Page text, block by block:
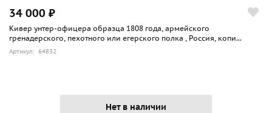
34 000 ₽
Кивер унтер-офицера образца 1808 года, армейского
гренадерского, пехотного или егерского полка , Россия, копи...
Артикул: 64832
Нет в наличии